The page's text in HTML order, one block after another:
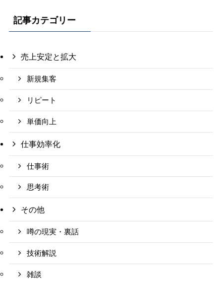
記事カテゴリー
売上安定と拡大
新規集客
リピート
単価向上
仕事効率化
仕事術
思考術
その他
噂の現実・裏話
技術解説
雑談